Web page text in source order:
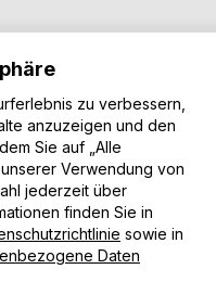
zu verbessern,
anzuzeigen und den
Sie auf „Alle
Verwendung von
jederzeit über
finden Sie in
sowie in
Daten